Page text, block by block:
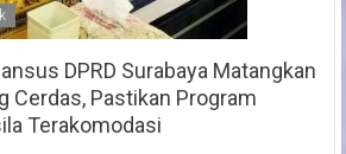
DPRD Surabaya Matangkan
Cerdas, Pastikan Program
Terakomodasi